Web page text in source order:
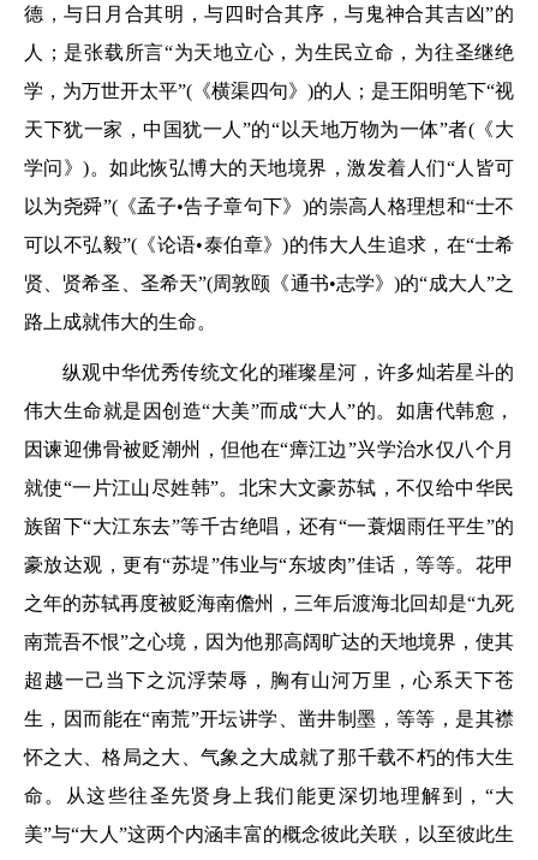
德，与日月合其明，与四时合其序，与鬼神合其吉凶”的
人；是张载所言“为天地立心，为生民立命，为往圣继绝
学，为万世开太平”(《横渠四句》)的人；是王阳明笔下“视
天下犹一家，中国犹一人”的“以天地万物为一体”者(《大
学问》)。如此恢弘博大的天地境界，激发着人们“人皆可
以为尧舜”(《孟子•告子章句下》)的崇高人格理想和“士不
可以不弘毅”(《论语•泰伯章》)的伟大人生追求，在“士希
贤、贤希圣、圣希天”(周敦颐《通书•志学》)的“成大人”之
路上成就伟大的生命。
纵观中华优秀传统文化的璀璨星河，许多灿若星斗的
伟大生命就是因创造“大美”而成“大人”的。如唐代韩愈，
因谏迎佛骨被贬潮州，但他在“瘴江边”兴学治水仅八个月
就使“一片江山尽姓韩”。北宋大文豪苏轼，不仅给中华民
族留下“大江东去”等千古绝唱，还有“一蓑烟雨任平生”的
豪放达观，更有“苏堤”伟业与“东坡肉”佳话，等等。花甲
之年的苏轼再度被贬海南儋州，三年后渡海北回却是“九死
南荒吾不恨”之心境，因为他那高阔旷达的天地境界，使其
超越一己当下之沉浮荣辱，胸有山河万里，心系天下苍
生，因而能在“南荒”开坛讲学、凿井制墨，等等，是其襟
怀之大、格局之大、气象之大成就了那千载不朽的伟大生
命。从这些往圣先贤身上我们能更深切地理解到，“大
美”与“大人”这两个内涵丰富的概念彼此关联，以至彼此生